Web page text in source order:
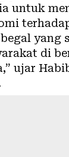
untuk
yang
di
ujar